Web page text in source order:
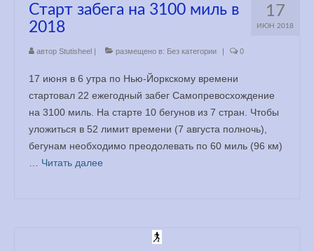
17
ИЮН 2018
Старт забега на 3100 миль в
2018
автор Stutisheel | размещено в: Без категории | 0
17 июня в 6 утра по Нью-Йоркскому времени
стартовал 22 ежегодный забег Самопревосхождение
на 3100 миль. На старте 10 бегунов из 7 стран. Чтобы
уложиться в 52 лимит времени (7 августа полночь),
бегунам необходимо преодолевать по 60 миль (96 км)
Читать далее